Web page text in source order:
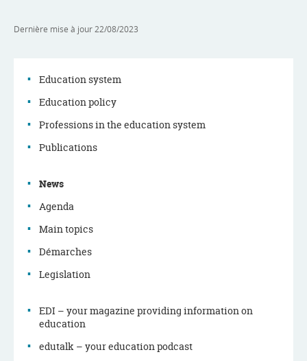
Dernière mise à jour 22/08/2023
Navigation
menu
Education system
Education policy
Professions in the education system
Publications
News
Agenda
Main topics
Démarches
Legislation
EDI – your magazine providing information on
education
edutalk – your education podcast